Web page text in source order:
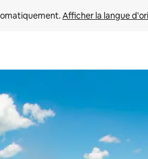
Afficher la langue